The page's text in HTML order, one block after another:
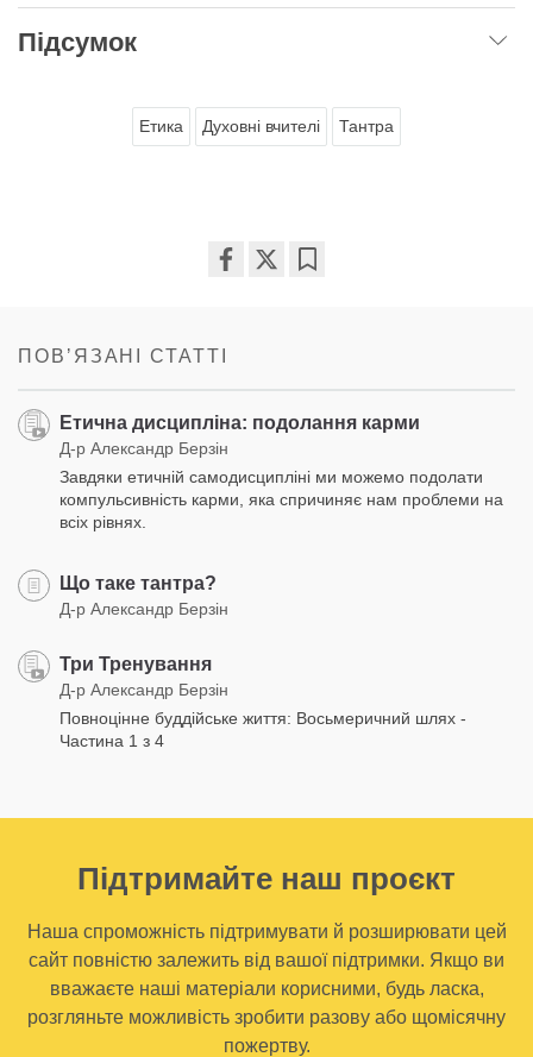
Підсумок
Етика Духовні вчителі Тантра
ПОВʼЯЗАНІ СТАТТІ
Етична дисципліна: подолання карми
Д-р Александр Берзін
Завдяки етичній самодисципліні ми можемо подолати
компульсивність карми, яка спричиняє нам проблеми на
всіх рівнях.
Що таке тантра?
Д-р Александр Берзін
Три Тренування
Д-р Александр Берзін
Повноцінне буддійське життя: Восьмеричний шлях -
Частина 1 з 4
Підтримайте наш проєкт
Наша спроможність підтримувати й розширювати цей
сайт повністю залежить від вашої підтримки. Якщо ви
вважаєте наші матеріали корисними, будь ласка,
розгляньте можливість зробити разову або щомісячну
пожертву.